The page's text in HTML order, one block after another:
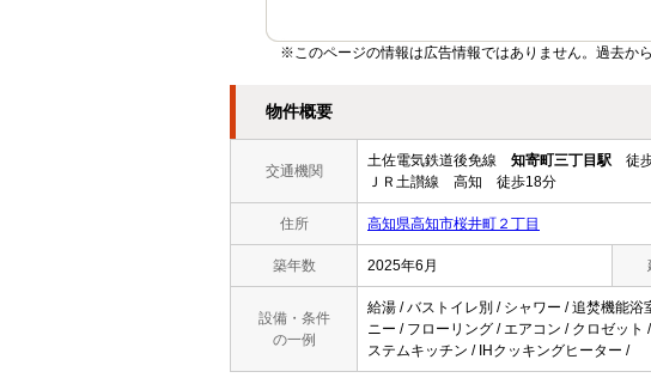
※このページの情報は広告情報ではありません。過去か
物件概要
交通機関
土佐電気鉄道後免線 知寄町三丁目駅 徒
ＪＲ土讃線 高知 徒歩18分
住所 高知県高知市桜井町２丁目
築年数 2025年6月
設備・条件
の一例
給湯 / バストイレ別 / シャワー / 追焚機能
ニー / フローリング / エアコン / クロゼッ
ステムキッチン / IHクッキングヒーター /